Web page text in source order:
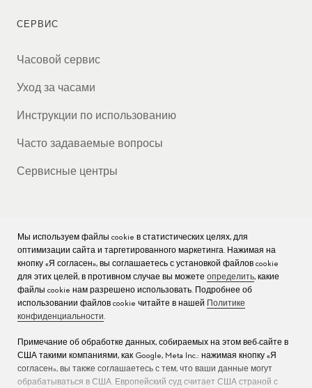
СЕРВИС
Часовой сервис
Уход за часами
Инструкции по использованию
Часто задаваемые вопросы
Сервисные центры
КОМПАНИЯ
Вакансии
Пресс
Мы используем файлы cookie в статистических целях, для
оптимизации сайта и таргетированного маркетинга. Нажимая на
кнопку «Я согласен», вы соглашаетесь с установкой файлов cookie
для этих целей, в противном случае вы можете определить, какие
файлы cookie нам разрешено использовать. Подробнее об
использовании файлов cookie читайте в нашей
Политике
конфиденциальности.
Примечание об обработке данных, собираемых на этом веб-сайте в
США такими компаниями, как Google, Meta Inc.: нажимая кнопку «Я
согласен», вы также соглашаетесь с тем, что ваши данные могут
обрабатываться в США. Европейский суд считает США страной с